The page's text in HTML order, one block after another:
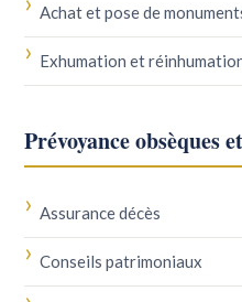
Achat et pose de
Exhumation et
Prévoyance obsèques
Assurance décès
Conseils patrimoniaux